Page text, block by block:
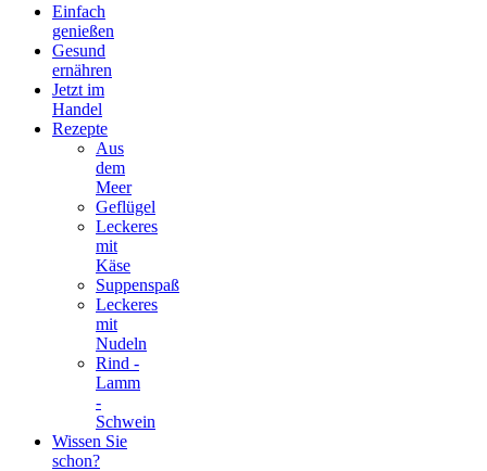
Einfach
genießen
Gesund
ernähren
Jetzt im
Handel
Rezepte
Aus
dem
Meer
Geflügel
Leckeres
mit
Käse
Suppenspaß
Leckeres
mit
Nudeln
Rind -
Lamm
-
Schwein
Wissen Sie
schon?